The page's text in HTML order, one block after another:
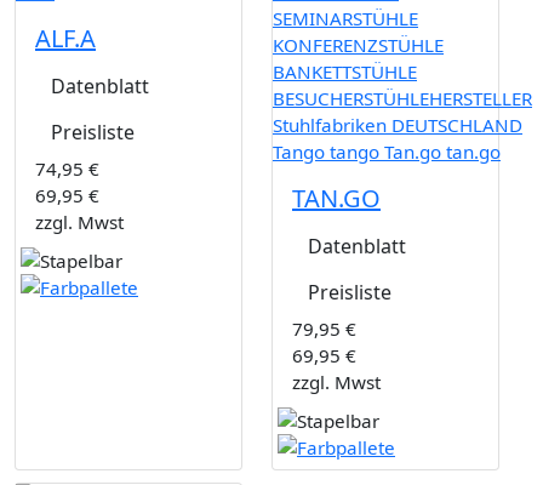
ALF.A
Datenblatt
Preisliste
74,95 €
69,95 €
zzgl. Mwst
TAN.GO
Datenblatt
Preisliste
79,95 €
69,95 €
zzgl. Mwst